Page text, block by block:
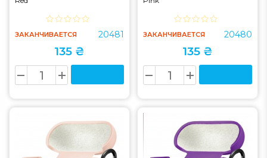
ЗАКАНЧИВАЕТСЯ 20481
135 ₴
ЗАКАНЧИВАЕТСЯ 20480
135 ₴